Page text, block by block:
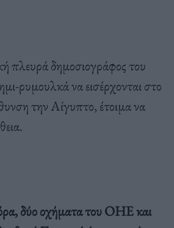
πλευρά δημοσιογράφος του
ρυμουλκά να εισέρχονται στο
την Αίγυπτο, έτοιμα να
δύο οχήματα του ΟΗΕ και